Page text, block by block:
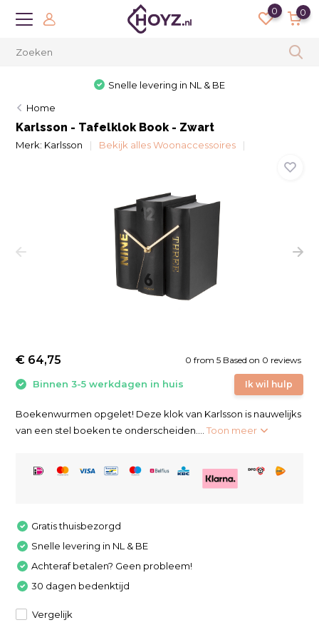
0 0
Snelle levering in NL & BE
Home
Karlsson - Tafelklok Book - Zwart
Merk: Karlsson Bekijk alles Woonaccessoires
0 from 5 Based on 0 reviews
Ik wil hulp
€ 64,75
Binnen 3-5 werkdagen in huis
Boekenwurmen opgelet! Deze klok van Karlsson is nauwelijks
van een stel boeken te onderscheiden....Toon meer
Gratis thuisbezorgd
Snelle levering in NL & BE
Achteraf betalen? Geen probleem!
30 dagen bedenktijd
Vergelijk